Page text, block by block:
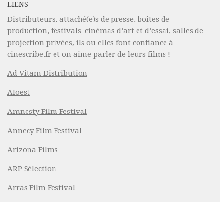
LIENS
Distributeurs, attaché(e)s de presse, boîtes de
production, festivals, cinémas d’art et d’essai, salles de
projection privées, ils ou elles font confiance à
cinescribe.fr et on aime parler de leurs films !
Ad Vitam Distribution
Aloest
Amnesty Film Festival
Annecy Film Festival
Arizona Films
ARP Sélection
Arras Film Festival